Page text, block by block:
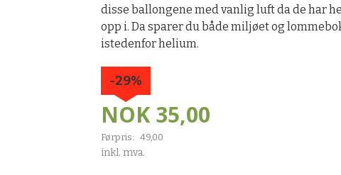
disse ballongene med vanlig luft da de har
opp i. Da sparer du både miljøet og
istedenfor helium.
NOK 35,00
Førpris: 49,00
Rabatt
-29%
inkl. mva.